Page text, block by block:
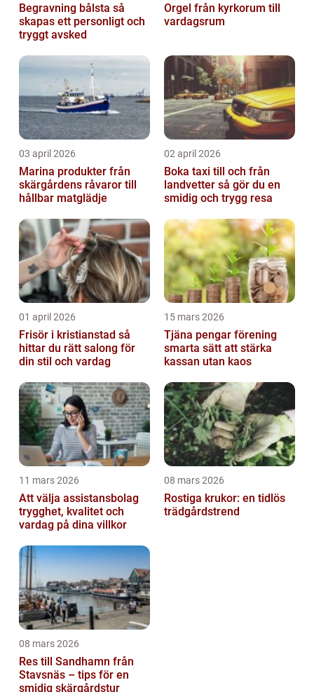
Begravning bålsta så
skapas ett personligt och
tryggt avsked
Orgel från kyrkorum till
vardagsrum
03 april 2026
Marina produkter från
skärgårdens råvaror till
hållbar matglädje
02 april 2026
Boka taxi till och från
landvetter så gör du en
smidig och trygg resa
01 april 2026
Frisör i kristianstad så
hittar du rätt salong för
din stil och vardag
15 mars 2026
Tjäna pengar förening
smarta sätt att stärka
kassan utan kaos
11 mars 2026
Att välja assistansbolag
trygghet, kvalitet och
vardag på dina villkor
08 mars 2026
Rostiga krukor: en tidlös
trädgårdstrend
08 mars 2026
Res till Sandhamn från
Stavsnäs – tips för en
smidig skärgårdstur